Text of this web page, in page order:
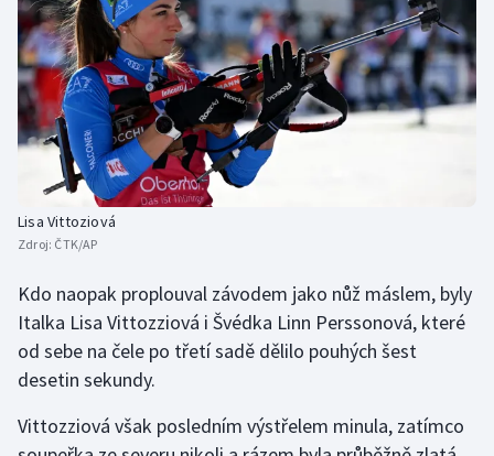
Lisa Vittoziová
Zdroj: ČTK/AP
Kdo naopak proplouval závodem jako nůž máslem, byly
Italka Lisa Vittozziová i Švédka Linn Perssonová, které
od sebe na čele po třetí sadě dělilo pouhých šest
desetin sekundy.
Vittozziová však posledním výstřelem minula, zatímco